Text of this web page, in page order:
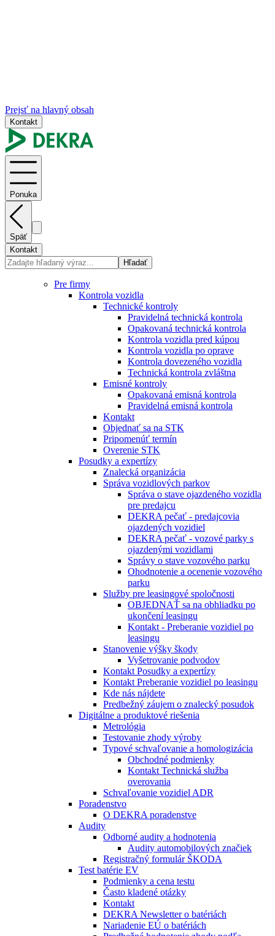
Prejsť na hlavný obsah
Kontakt
Ponuka
Späť
Kontakt
Hľadať
Pre firmy
Kontrola vozidla
Technické kontroly
Pravidelná technická kontrola
Opakovaná technická kontrola
Kontrola vozidla pred kúpou
Kontrola vozidla po oprave
Kontrola dovezeného vozidla
Technická kontrola zvláštna
Emisné kontroly
Opakovaná emisná kontrola
Pravidelná emisná kontrola
Kontakt
Objednať sa na STK
Pripomenúť termín
Overenie STK
Posudky a expertízy
Znalecká organizácia
Správa vozidlových parkov
Správa o stave ojazdeného vozidla
pre predajcu
DEKRA pečať - predajcovia
ojazdených vozidiel
DEKRA pečať - vozové parky s
ojazdenými vozidlami
Správy o stave vozového parku
Ohodnotenie a ocenenie vozového
parku
Služby pre leasingové spoločnosti
OBJEDNAŤ sa na obhliadku po
ukončení leasingu
Kontakt - Preberanie vozidiel po
leasingu
Stanovenie výšky škody
Vyšetrovanie podvodov
Kontakt Posudky a expertízy
Kontakt Preberanie vozidiel po leasingu
Kde nás nájdete
Predbežný záujem o znalecký posudok
Digitálne a produktové riešenia
Metrológia
Testovanie zhody výroby
Typové schvaľovanie a homologizácia
Obchodné podmienky
Kontakt Technická služba
overovania
Schvaľovanie vozidiel ADR
Poradenstvo
O DEKRA poradenstve
Audity
Odborné audity a hodnotenia
Audity automobilových značiek
Registračný formulár ŠKODA
Test batérie EV
Podmienky a cena testu
Často kladené otázky
Kontakt
DEKRA Newsletter o batériách
Nariadenie EÚ o batériách